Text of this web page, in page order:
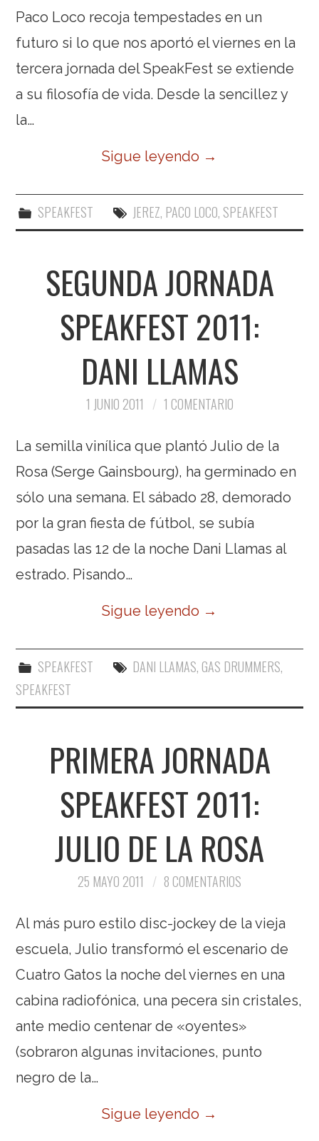
Paco Loco recoja tempestades en un
futuro si lo que nos aportó el viernes en la
tercera jornada del SpeakFest se extiende
a su filosofía de vida. Desde la sencillez y
la…
Sigue leyendo →
SPEAKFEST JEREZ, PACO LOCO, SPEAKFEST
SEGUNDA JORNADA
SPEAKFEST 2011:
DANI LLAMAS
1 JUNIO 2011 1 COMENTARIO
La semilla vinílica que plantó Julio de la
Rosa (Serge Gainsbourg), ha germinado en
sólo una semana. El sábado 28, demorado
por la gran fiesta de fútbol, se subía
pasadas las 12 de la noche Dani Llamas al
estrado. Pisando…
Sigue leyendo →
SPEAKFEST DANI LLAMAS, GAS DRUMMERS,
SPEAKFEST
PRIMERA JORNADA
SPEAKFEST 2011:
JULIO DE LA ROSA
25 MAYO 2011 8 COMENTARIOS
Al más puro estilo disc-jockey de la vieja
escuela, Julio transformó el escenario de
Cuatro Gatos la noche del viernes en una
cabina radiofónica, una pecera sin cristales,
ante medio centenar de «oyentes»
(sobraron algunas invitaciones, punto
negro de la…
Sigue leyendo →